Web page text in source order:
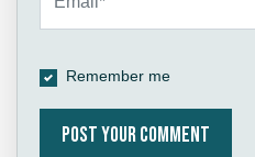
Remember me